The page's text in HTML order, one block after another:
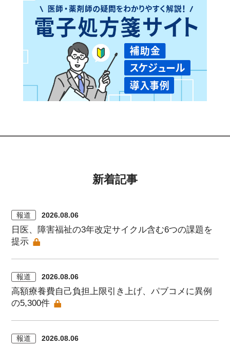
新着記事
報道 2026.08.06
日医、障害福祉の3年改定サイクル含む6つの課題を
提示
報道 2026.08.06
高額療養費自己負担上限引き上げ、パブコメに異例
の5,300件
報道 2026.08.06